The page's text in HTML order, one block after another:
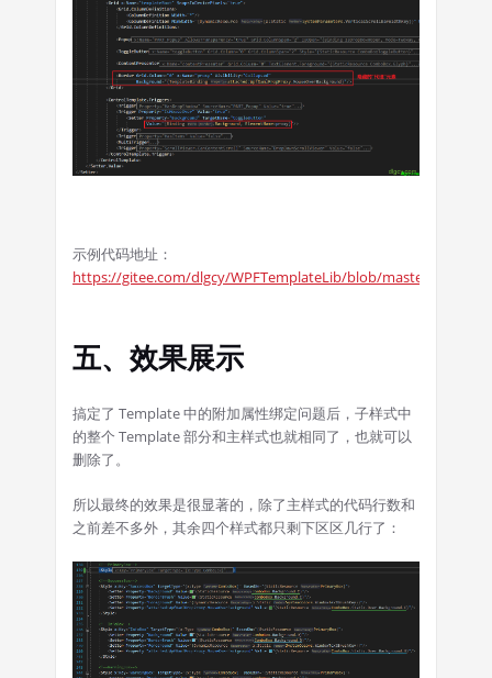
示例代码地址：
https://gitee.com/dlgcy/WPFTemplateLib/blob/master/Styles/
五、效果展示
搞定了 Template 中的附加属性绑定问题后，子样式中
的整个 Template 部分和主样式也就相同了，也就可以
删除了。
所以最终的效果是很显著的，除了主样式的代码行数和
之前差不多外，其余四个样式都只剩下区区几行了：